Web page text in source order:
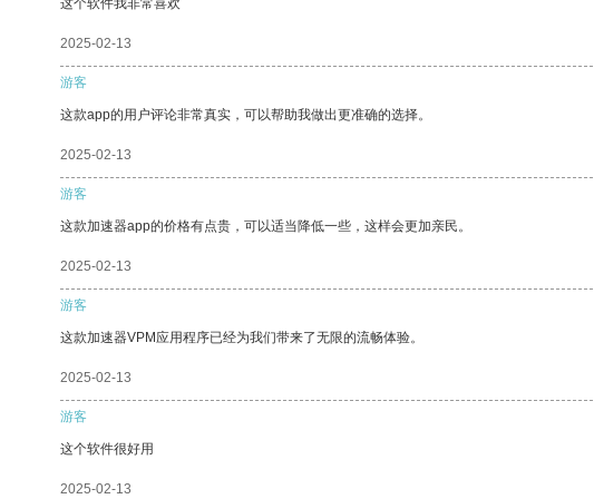
这个软件我非常喜欢
2025-02-13
游客
这款app的用户评论非常真实，可以帮助我做出更准确的选择。
2025-02-13
游客
这款加速器app的价格有点贵，可以适当降低一些，这样会更加亲民。
2025-02-13
游客
这款加速器VPM应用程序已经为我们带来了无限的流畅体验。
2025-02-13
游客
这个软件很好用
2025-02-13